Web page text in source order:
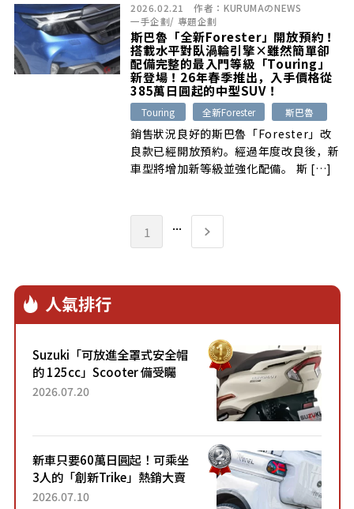
2026.02.21 作者： KURUMAのNEWS
一手企劃/ 專題企劃
斯巴魯「全新Forester」開放預約！
搭載水平對臥渦輪引擎×雖然簡單卻
配備完整的最入門等級「Touring」
新登場！26年春季推出，入手價格從
385萬日圓起的中型SUV！
Touring 全新Forester 斯巴魯
銷售狀況良好的斯巴魯「Forester」改
良款已經開放預約。經過年度改良後，新
車型將增加新等級並強化配備。 斯 […]
1 ...
人氣排行
Suzuki「可放進全罩式安全帽
的 125cc」Scooter 備受矚
目！採用全新流線設計與各項
2026.07.20
新車只要60萬日圓起！可乘坐
3人的「創新Trike」熱銷大賣
成為人氣車款！「養車成本真
2026.07.10